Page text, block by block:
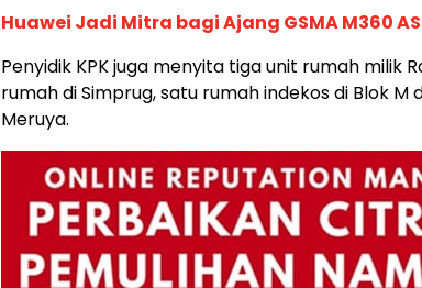
Huawei Jadi Mitra bagi Ajang GSMA M360
Penyidik KPK juga menyita tiga unit rumah milik
rumah di Simprug, satu rumah indekos di Blok M
Meruya.